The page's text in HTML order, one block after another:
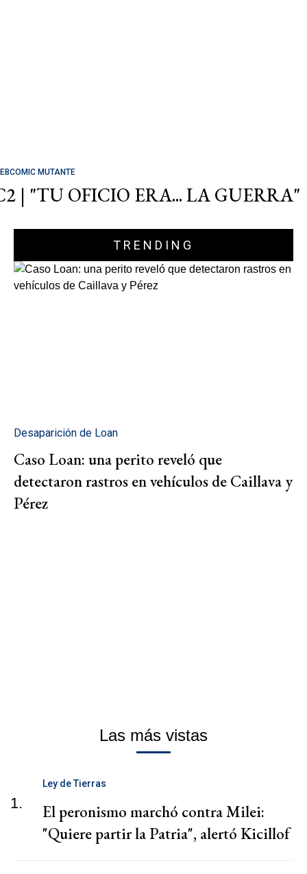
MUTANTE
| "TU OFICIO ERA... LA GUERRA"
TRENDING
Desaparición de Loan
Caso Loan: una perito reveló que
detectaron rastros en vehículos de Caillava y
Pérez
Las más vistas
1.
Ley de Tierras
El peronismo marchó contra Milei:
"Quiere partir la Patria", alertó Kicillof